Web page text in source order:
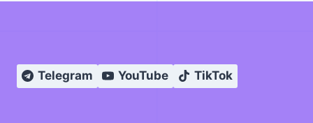
Telegram YouTube TikTok